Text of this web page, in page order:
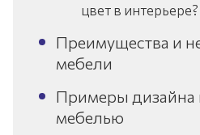
цвет в интерьере?
Преимущества и
мебели
Примеры дизайна
мебелью